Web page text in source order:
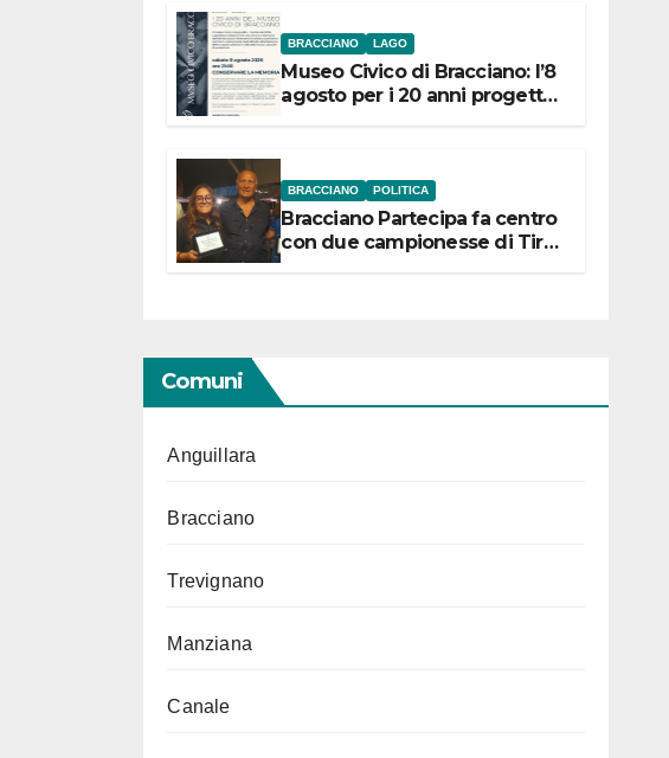
BRACCIANO LAGO
Museo Civico di Bracciano: l’8
agosto per i 20 anni progetto
BRACCIANO POLITICA
Bracciano Partecipa fa centro
con due campionesse di Tiro
Comuni
Anguillara
Bracciano
Trevignano
Manziana
Canale